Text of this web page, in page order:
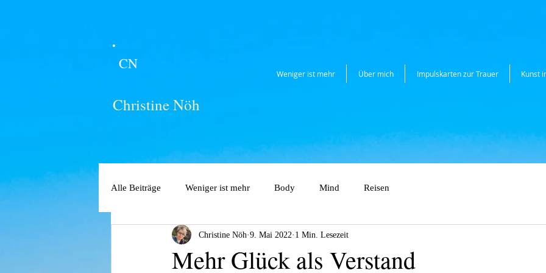
Weniger ist mehr Über mich Impulskarten zur Trauer Kunst
CN
Christine Nöh
Alle Beiträge Weniger ist mehr Body Mind Reisen
Mehr Glück als Verstand
Christine Nöh 9. Mai 2022 1 Min. Lesezeit